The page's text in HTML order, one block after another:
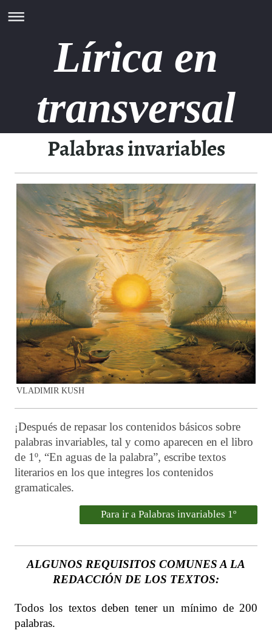
Lírica en
transversal
Palabras invariables
VLADIMIR KUSH
¡Después de repasar los contenidos básicos sobre
palabras invariables, tal y como aparecen en el libro
de 1º, “En aguas de la palabra”, escribe textos
literarios en los que integres los contenidos
gramaticales.
Para ir a Palabras invariables 1º
ALGUNOS REQUISITOS COMUNES A LA
REDACCIÓN DE LOS TEXTOS:
Todos los textos deben tener un mínimo de 200
palabras.